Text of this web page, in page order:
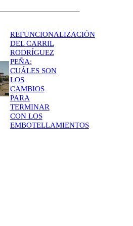
REFUNCIONALIZACIÓN
DEL CARRIL
RODRÍGUEZ
PEÑA:
CUÁLES SON
LOS
CAMBIOS
PARA
TERMINAR
CON LOS
EMBOTELLAMIENTOS